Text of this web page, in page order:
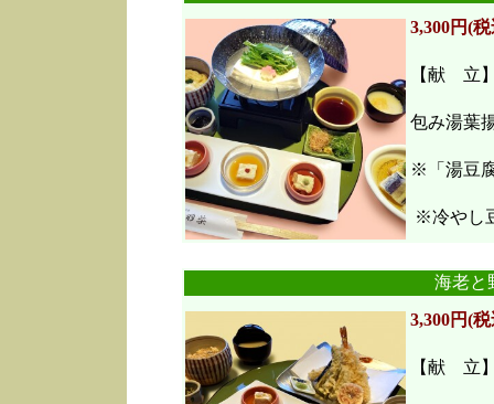
3,300円(
【献 立
包み湯葉
※「湯豆
※冷やし
海老
3,300円(
【献 立